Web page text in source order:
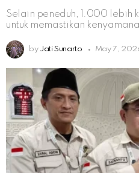
Selain peneduh, 1.000 lebih
untuk memastikan
by Jati Sunarto May 7,